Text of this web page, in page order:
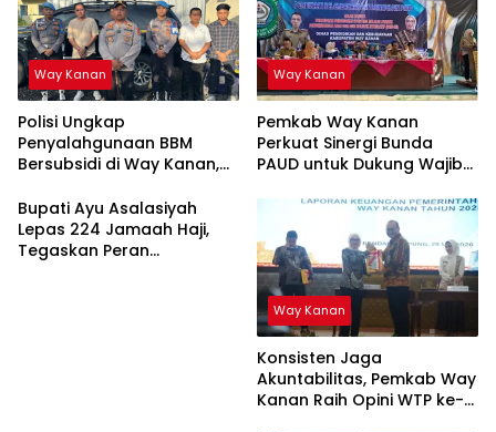
Way Kanan
Polisi Ungkap
Penyalahgunaan BBM
Bersubsidi di Way Kanan,
Diamankan
Way Kanan
Pemkab Way Kanan
Perkuat Sinergi Bunda
PAUD untuk Dukung Wajib
Bupati Ayu Asalasiyah
Lepas 224 Jamaah Haji,
Tegaskan Peran
Way Kanan
Konsisten Jaga
Akuntabilitas, Pemkab Way
Kanan Raih Opini WTP ke-